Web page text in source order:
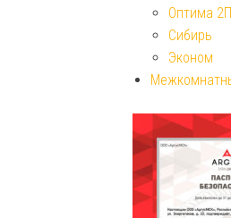
Оптима 2П
Сибирь
Эконом